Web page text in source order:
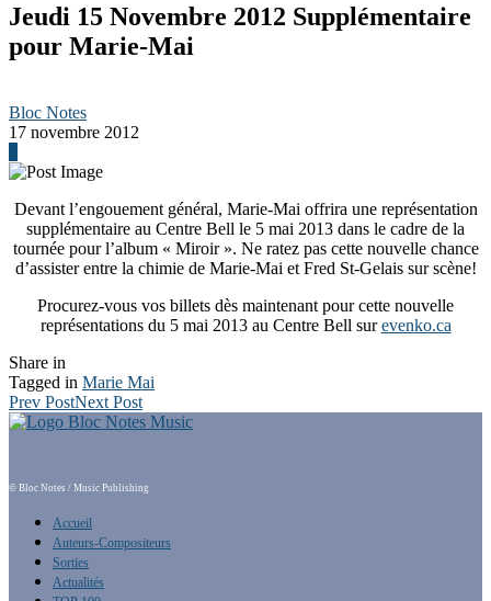
Jeudi 15 Novembre 2012 Supplémentaire
pour Marie-Mai
Bloc Notes
17 novembre 2012
Devant l’engouement général, Marie-Mai offrira une représentation
supplémentaire au Centre Bell le 5 mai 2013 dans le cadre de la
tournée pour l’album « Miroir ». Ne ratez pas cette nouvelle chance
d’assister entre la chimie de Marie-Mai et Fred St-Gelais sur scène!
Procurez-vous vos billets dès maintenant pour cette nouvelle
représentations du 5 mai 2013 au Centre Bell surevenko.ca
Share in
Tagged in Marie Mai
Prev PostNext Post
© Bloc Notes / Music Publishing
Accueil
Auteurs-Compositeurs
Sorties
Actualités